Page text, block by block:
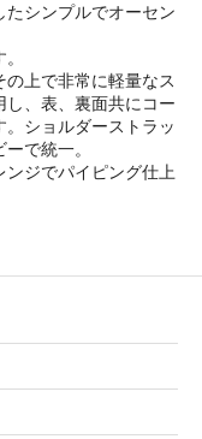
たシンプルでオーセン
上で非常に軽量なス
し、表、裏面共にコー
ショルダーストラッ
で統一。
ジでパイピング仕上